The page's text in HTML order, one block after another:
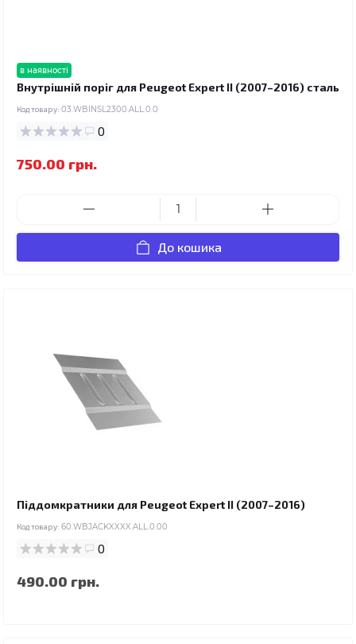
в наявності
Внутрішній поріг для Peugeot Expert II (2007–2016) сталь
Код товару: 03.WBINSL2300.ALL.0.0
0
750.00 грн.
До кошика
Піддомкратники для Peugeot Expert II (2007–2016)
Код товару: 60.WBJACKXXXX.ALL.0.00
0
490.00 грн.